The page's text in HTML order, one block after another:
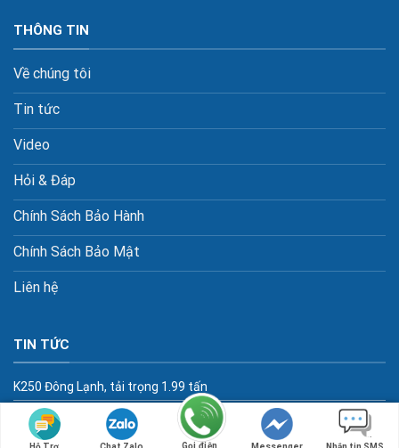
THÔNG TIN
Về chúng tôi
Tin tức
Video
Hỏi & Đáp
Chính Sách Bảo Hành
Chính Sách Bảo Mật
Liên hệ
TIN TỨC
K250 Đông Lạnh, tải trọng 1.99 tấn
Gọi điện